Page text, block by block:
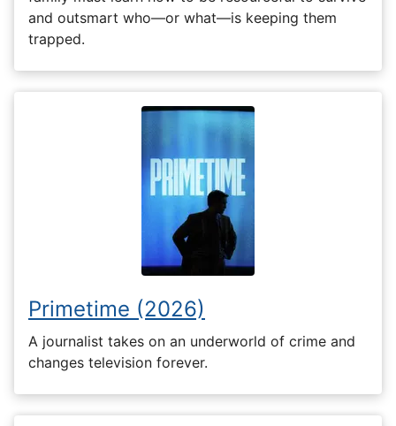
and outsmart who—or what—is keeping them
trapped.
Primetime (2026)
A journalist takes on an underworld of crime and
changes television forever.